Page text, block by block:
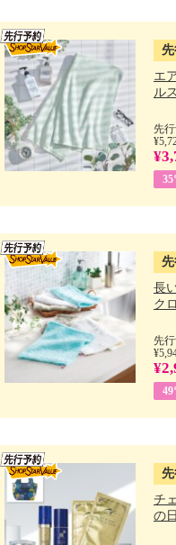
エ
ル
先
長
ク
先
チ
の